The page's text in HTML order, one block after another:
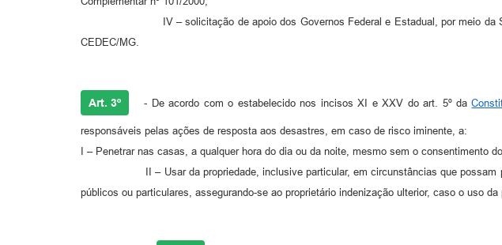
IV – solicitação de apoio dos Governos Federal e Estadual, por meio da
CEDEC/MG.
Art. 3º - De acordo com o estabelecido nos incisos XI e XXV do art. 5º da
responsáveis pelas ações de resposta aos desastres, em caso de risco iminente, a:
I – Penetrar nas casas, a qualquer hora do dia ou da noite, mesmo sem o consentimento
II – Usar da propriedade, inclusive particular, em circunstâncias que possam
públicos ou particulares, assegurando-se ao proprietário indenização ulterior, caso o uso da